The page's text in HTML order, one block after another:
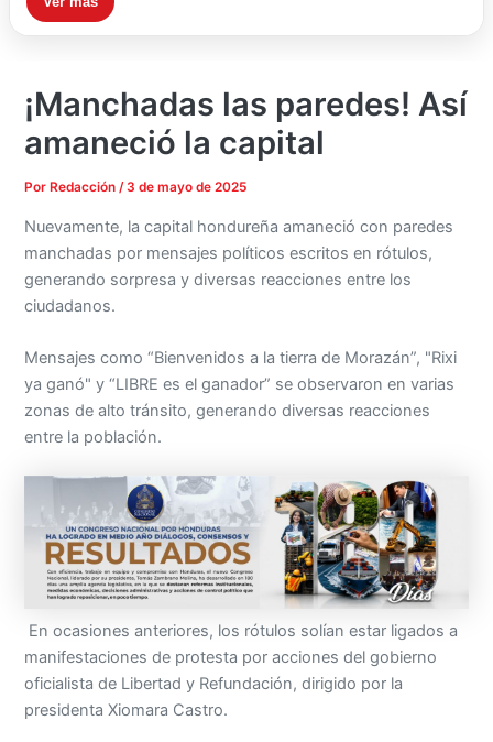
¡Manchadas las paredes! Así
amaneció la capital
Por Redacción/ 3 de mayo de 2025
Nuevamente, la capital hondureña amaneció con paredes
manchadas por mensajes políticos escritos en rótulos,
generando sorpresa y diversas reacciones entre los
ciudadanos.
Mensajes como “Bienvenidos a la tierra de Morazán”, "Rixi
ya ganó" y “LIBRE es el ganador” se observaron en varias
zonas de alto tránsito, generando diversas reacciones
entre la población.
En ocasiones anteriores, los rótulos solían estar ligados a
manifestaciones de protesta por acciones del gobierno
oficialista de Libertad y Refundación, dirigido por la
presidenta Xiomara Castro.